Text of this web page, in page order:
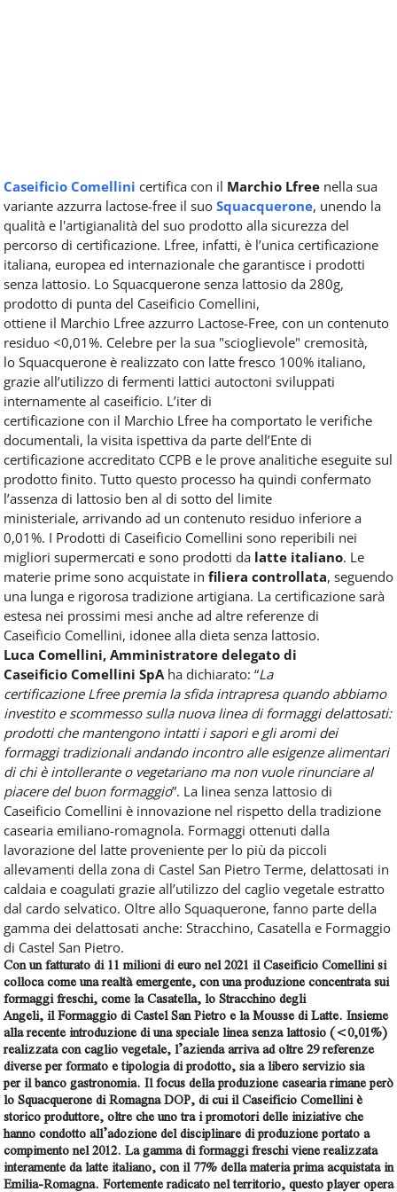
Caseificio Comellini certifica con il Marchio Lfree nella sua
variante azzurra lactose-free il suo Squacquerone, unendo la
qualità e l'artigianalità del suo prodotto alla sicurezza del
percorso di certificazione. Lfree, infatti, è l’unica certificazione
italiana, europea ed internazionale che garantisce i prodotti
senza lattosio. Lo Squacquerone senza lattosio da 280g,
prodotto di punta del Caseificio Comellini,
ottiene il Marchio Lfree azzurro Lactose-Free, con un contenuto
residuo <0,01%. Celebre per la sua "scioglievole" cremosità,
lo Squacquerone è realizzato con latte fresco 100% italiano,
grazie all’utilizzo di fermenti lattici autoctoni sviluppati
internamente al caseificio. L’iter di
certificazione con il Marchio Lfree ha comportato le verifiche
documentali, la visita ispettiva da parte dell’Ente di
certificazione accreditato CCPB e le prove analitiche eseguite sul
prodotto finito. Tutto questo processo ha quindi confermato
l’assenza di lattosio ben al di sotto del limite
ministeriale, arrivando ad un contenuto residuo inferiore a
0,01%. I Prodotti di Caseificio Comellini sono reperibili nei
migliori supermercati e sono prodotti da latte italiano. Le
materie prime sono acquistate in filiera controllata, seguendo
una lunga e rigorosa tradizione artigiana. La certificazione sarà
estesa nei prossimi mesi anche ad altre referenze di
Caseificio Comellini, idonee alla dieta senza lattosio.
Luca Comellini, Amministratore delegato di
Caseificio Comellini SpAha dichiarato: “La
certificazione Lfree premia la sfida intrapresa quando abbiamo
investito e scommesso sulla nuova linea di formaggi delattosati:
prodotti che mantengono intatti i sapori e gli aromi dei
formaggi tradizionali andando incontro alle esigenze alimentari
di chi è intollerante o vegetariano ma non vuole rinunciare al
piacere del buon formaggio”. La linea senza lattosio di
Caseificio Comellini è innovazione nel rispetto della tradizione
casearia emiliano-romagnola. Formaggi ottenuti dalla
lavorazione del latte proveniente per lo più da piccoli
allevamenti della zona di Castel San Pietro Terme, delattosati in
caldaia e coagulati grazie all’utilizzo del caglio vegetale estratto
dal cardo selvatico. Oltre allo Squaquerone, fanno parte della
gamma dei delattosati anche: Stracchino, Casatella e Formaggio
di Castel San Pietro.
Con un fatturato di 11 milioni di euro nel 2021 ilCaseificio Comellinisi
colloca come una realtà emergente, con una produzione concentrata sui
formaggi freschi, come la Casatella, lo Stracchino degli
Angeli, il Formaggio di Castel San Pietro e la Mousse di Latte. Insieme
alla recente introduzione di una speciale linea senza lattosio (<0,01%)
realizzata con caglio vegetale, l’azienda arriva ad oltre 29 referenze
diverse per formato e tipologia di prodotto, sia a libero servizio sia
per il banco gastronomia. Il focus della produzione casearia rimane però
lo Squacquerone di Romagna DOP, di cui il Caseificio Comellini è
storico produttore, oltre che uno tra i promotori delle iniziative che
hanno condotto all’adozione del disciplinare di produzione portato a
compimento nel 2012. La gamma di formaggi freschi viene realizzata
interamente da latte italiano, con il 77% della materia prima acquistata in
Emilia-Romagna. Fortemente radicato nel territorio, questo player opera